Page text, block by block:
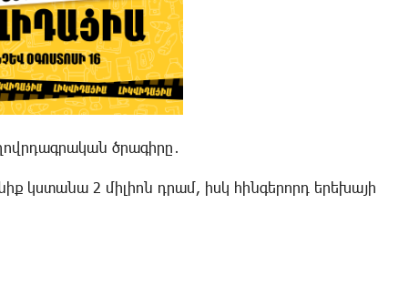
ծրագիրը․
կստանա 2 միլիոն դրամ, իսկ հինգերորդ երեխայի